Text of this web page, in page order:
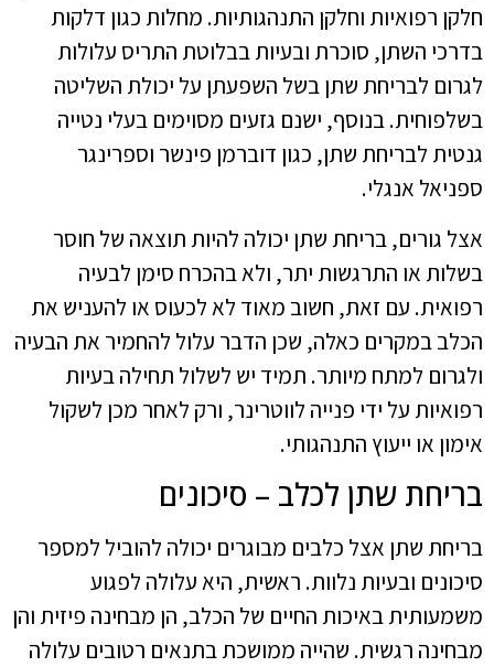
חלקן רפואיות וחלקן התנהגותיות. מחלות כגון דלקות
בדרכי השתן, סוכרת ובעיות בבלוטת התריס עלולות
לגרום לבריחת שתן בשל השפעתן על יכולת השליטה
בשלפוחית. בנוסף, ישנם גזעים מסוימים בעלי נטייה
גנטית לבריחת שתן, כגון דוברמן פינשר וספרינגר
ספניאל אנגלי.
אצל גורים, בריחת שתן יכולה להיות תוצאה של חוסר
בשלות או התרגשות יתר, ולא בהכרח סימן לבעיה
רפואית. עם זאת, חשוב מאוד לא לכעוס או להעניש את
הכלב במקרים כאלה, שכן הדבר עלול להחמיר את הבעיה
ולגרום למתח מיותר. תמיד יש לשלול תחילה בעיות
רפואיות על ידי פנייה לווטרינר, ורק לאחר מכן לשקול
אימון או ייעוץ התנהגותי.
בריחת שתן לכלב – סיכונים
בריחת שתן אצל כלבים מבוגרים יכולה להוביל למספר
סיכונים ובעיות נלוות. ראשית, היא עלולה לפגוע
משמעותית באיכות החיים של הכלב, הן מבחינה פיזית והן
מבחינה רגשית. שהייה ממושכת בתנאים רטובים עלולה